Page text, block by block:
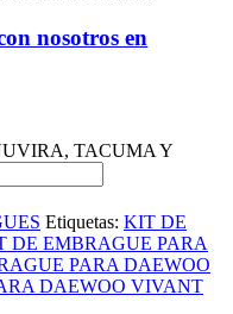
nosotros en
TACUMA Y
Etiquetas: KIT DE
DE EMBRAGUE PARA
PARA DAEWOO
DAEWOO VIVANT